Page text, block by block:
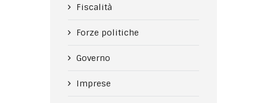
Fiscalità
Forze politiche
Governo
Imprese